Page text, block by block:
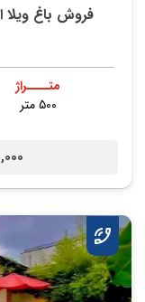
فروش باغ ویلا
متــــراژ
۵۰۰ متر